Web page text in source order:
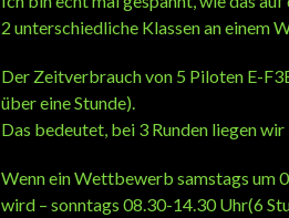
2 unterschiedliche Klassen an einem
Der Zeitverbrauch von 5 Piloten E-
über eine Stunde).
Das bedeutet, bei 3 Runden liegen
Wenn ein Wettbewerb samstags um
wird – sonntags 08.30-14.30 Uhr(6